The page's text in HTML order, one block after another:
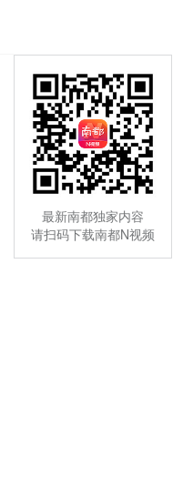
最新南都独家内容
请扫码下载南都N视频